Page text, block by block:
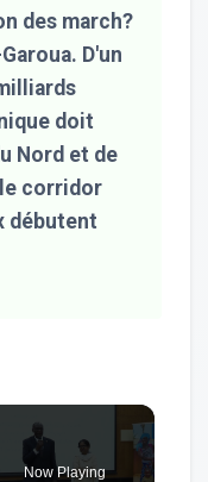
des march?
D'un
doit
Nord et de
le corridor
débutent
Now Playing